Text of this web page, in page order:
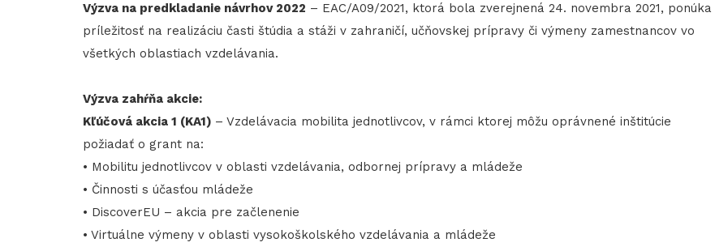
Výzva na predkladanie návrhov 2022 – EAC/A09/2021, ktorá bola zverejnená 24. novembra 2021, ponúka
príležitosť na realizáciu časti štúdia a stáži v zahraničí, učňovskej prípravy či výmeny zamestnancov vo
všetkých oblastiach vzdelávania.
Výzva zahŕňa akcie:
Kľúčová akcia 1 (KA1) – Vzdelávacia mobilita jednotlivcov, v rámci ktorej môžu oprávnené inštitúcie
požiadať o grant na:
• Mobilitu jednotlivcov v oblasti vzdelávania, odbornej prípravy a mládeže
• Činnosti s účasťou mládeže
• DiscoverEU – akcia pre začlenenie
• Virtuálne výmeny v oblasti vysokoškolského vzdelávania a mládeže